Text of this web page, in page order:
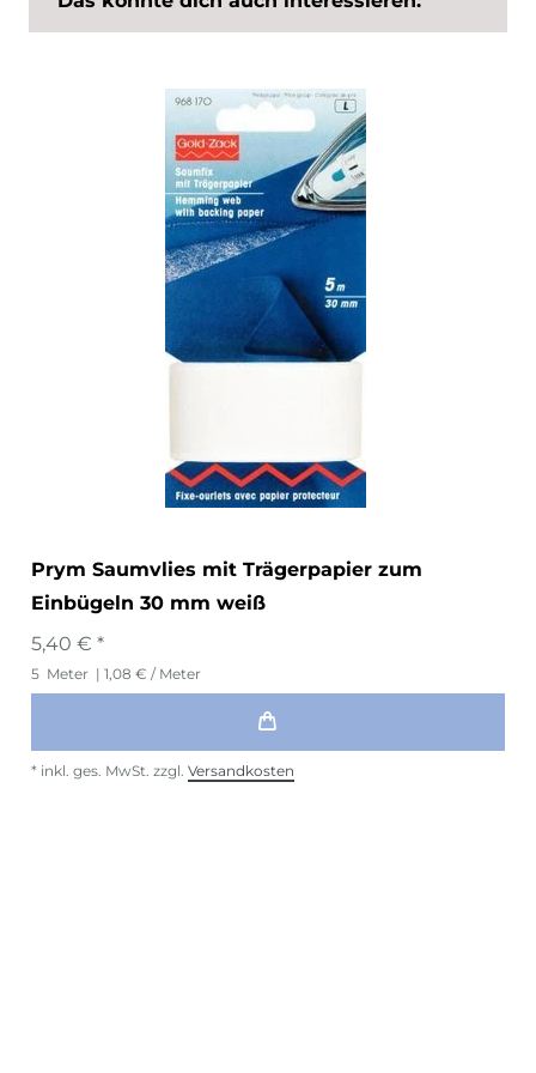
Prym Saumvlies mit Trägerpapier zum
Einbügeln 30 mm weiß
5,40 € *
5 Meter | 1,08 € / Meter
* inkl. ges. MwSt. zzgl. Versandkosten